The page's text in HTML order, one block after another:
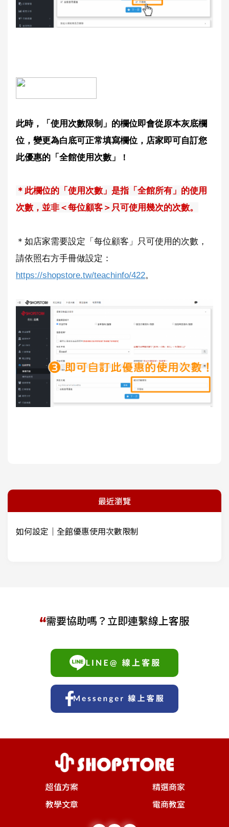
此時，「使用次數限制」的欄位即會從原本灰底欄
位，變更為白底可正常填寫欄位，店家即可自訂您
此優惠的「全館使用次數」
！
＊此欄位的「使用次數」是指「全館所有」的使用
次數，並非＜每位顧客＞只可使用幾次的次數。
＊如店家需要設定「每位顧客」只可使用的次數，
請依照右方手冊做設定：
https://shopstore.tw/teachinfo/422。
最近瀏覽
如何設定｜全館優惠使用次數限制
需要協助嗎？立即連繫線上客服
超值方案
精選商家
教學文章
電商教室